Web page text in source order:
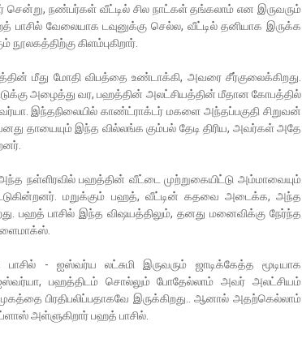
சென்று, நண்பர்கள் வீட்டில் சில நாட்கள் தங்கலாம் என இருவரும்
பாசில் வேலையாக டவுனுக்கு செல்ல, வீட்டில் தனியாக இருக்க
கிளம்புகிறார்.
மீது மோதி விபத்தை உண்டாக்கி, அவரை சீர்குலைக்கிறது.
அழைத்து வர, பஹத்தின் அலட்சியத்தின் மீதான கோபத்தில்
இந்தநிலையில் காண்ட்ராக்டர் மகளை அந்தப்பகுதி சிறுவன்
தாயையும் இந்த வில்லங்க கும்பல் தேடி திரிய, அவர்கள் அதே
நள்ளிரவில் பஹத்தின் வீட்டை முற்றுகையிட்டு அம்மாவையும்
மறுக்கும் பஹத், வீட்டின் கதவை அடைக்க, அந்த
பஹத் பாசில் இந்த விஷயத்திலும், தனது மனைவிக்கு நேர்ந்த
- ஐஸ்வர்ய லட்சுமி இருவரும் ஜாடிக்கேத்த மூடியாக
ஐஸ்வர்யா, பஹத்திடம் சொல்லும் போதேல்லாம் அவர் அலட்சியம்
பிரதிபலிப்பதாகவே இருக்கிறது.. ஆனால் அதற்கெல்லாம்
அள்ளுகிறார் பஹத் பாசில்.